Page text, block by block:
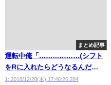
まとめ記事
運転中俺「………………(シフト
をRに入れたらどうなるんだ
ろ)」ｼﾌﾄﾚﾊﾞｰﾅﾃﾞﾅﾃﾞ
1: 2018/12/20(木) 17:46:26.284